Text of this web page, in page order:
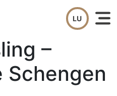
–
Schengen